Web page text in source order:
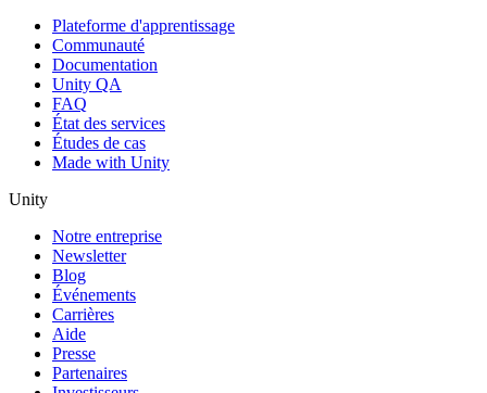
Plateforme d'apprentissage
Communauté
Documentation
Unity QA
FAQ
État des services
Études de cas
Made with Unity
Unity
Notre entreprise
Newsletter
Blog
Événements
Carrières
Aide
Presse
Partenaires